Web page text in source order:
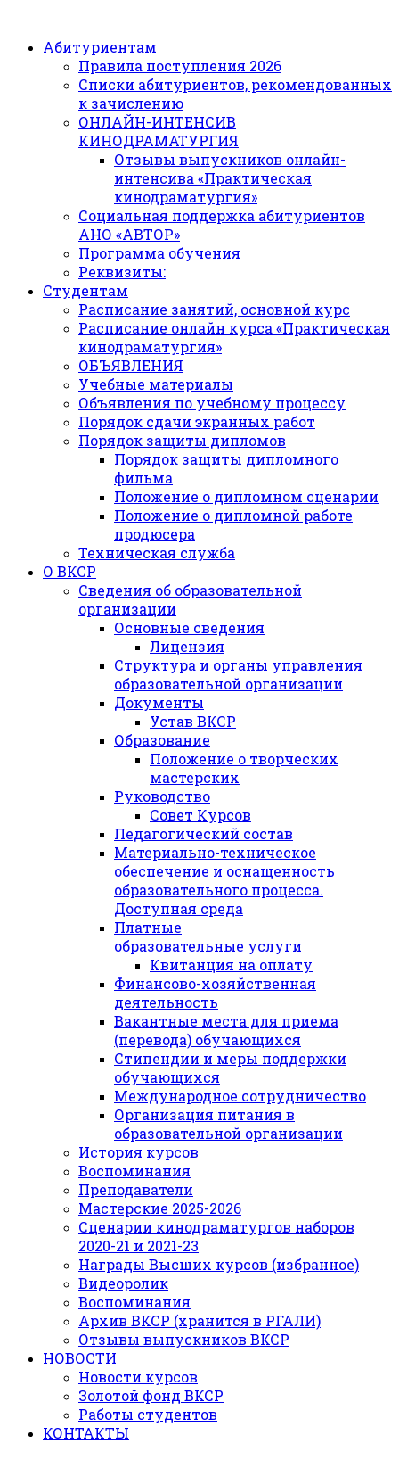
Абитуриентам
Правила поступления 2026
Списки абитуриентов, рекомендованных
к зачислению
ОНЛАЙН-ИНТЕНСИВ
КИНОДРАМАТУРГИЯ
Отзывы выпускников онлайн-
интенсива «Практическая
кинодраматургия»
Социальная поддержка абитуриентов
АНО «АВТОР»
Программа обучения
Реквизиты:
Студентам
Расписание занятий, основной курс
Расписание онлайн курса «Практическая
кинодраматургия»
ОБЪЯВЛЕНИЯ
Учебные материалы
Объявления по учебному процессу
Порядок сдачи экранных работ
Порядок защиты дипломов
Порядок защиты дипломного
фильма
Положение о дипломном сценарии
Положение о дипломной работе
продюсера
Техническая служба
О ВКСР
Сведения об образовательной
организации
Основные сведения
Лицензия
Структура и органы управления
образовательной организации
Документы
Устав ВКСР
Образование
Положение о творческих
мастерских
Руководство
Совет Курсов
Педагогический состав
Материально-техническое
обеспечение и оснащенность
образовательного процесса.
Доступная среда
Платные
образовательные услуги
Квитанция на оплату
Финансово-хозяйственная
деятельность
Вакантные места для приема
(перевода) обучающихся
Стипендии и меры поддержки
обучающихся
Международное сотрудничество
Организация питания в
образовательной организации
История курсов
Воспоминания
Преподаватели
Мастерские 2025-2026
Сценарии кинодраматургов наборов
2020-21 и 2021-23
Награды Высших курсов (избранное)
Видеоролик
Воспоминания
Архив ВКСР (хранится в РГАЛИ)
Отзывы выпускников ВКСР
НОВОСТИ
Новости курсов
Золотой фонд ВКСР
Работы студентов
КОНТАКТЫ